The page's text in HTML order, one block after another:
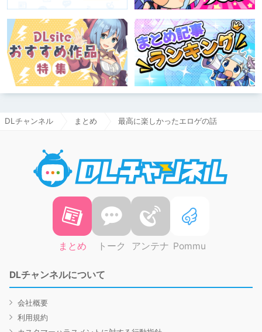
DLチャンネル まとめ 最高に楽しかったエロゲの話
まとめ トーク アンテナ Pommu
DLチャンネルについて
会社概要
利用規約